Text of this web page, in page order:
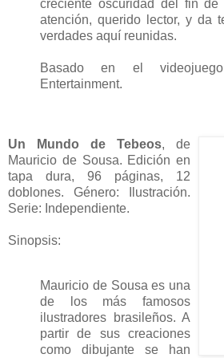
creciente oscuridad del fin de
atención, querido lector, y da
verdades aquí reunidas.
Basado en el
Entertainment.
Un Mundo de Tebeos, de
Mauricio de Sousa. Edición en
tapa dura, 96 páginas, 12
doblones. Género: Ilustración.
Serie: Independiente.
Sinopsis:
Mauricio de Sousa es una
de los más famosos
ilustradores brasileños. A
partir de sus creaciones
como dibujante se han